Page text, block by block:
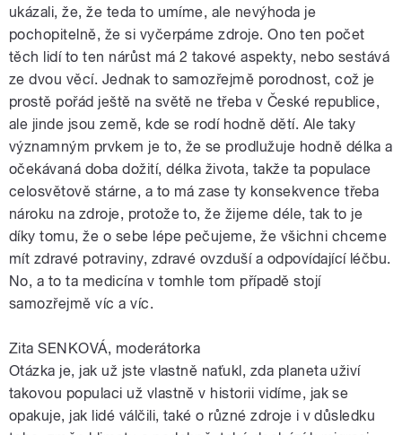
ukázali, že, že teda to umíme, ale nevýhoda je
pochopitelně, že si vyčerpáme zdroje. Ono ten počet
těch lidí to ten nárůst má 2 takové aspekty, nebo sestává
ze dvou věcí. Jednak to samozřejmě porodnost, což je
prostě pořád ještě na světě ne třeba v České republice,
ale jinde jsou země, kde se rodí hodně dětí. Ale taky
významným prvkem je to, že se prodlužuje hodně délka a
očekávaná doba dožití, délka života, takže ta populace
celosvětově stárne, a to má zase ty konsekvence třeba
nároku na zdroje, protože to, že žijeme déle, tak to je
díky tomu, že o sebe lépe pečujeme, že všichni chceme
mít zdravé potraviny, zdravé ovzduší a odpovídající léčbu.
No, a to ta medicína v tomhle tom případě stojí
samozřejmě víc a víc.
Zita SENKOVÁ, moderátorka
Otázka je, jak už jste vlastně naťukl, zda planeta uživí
takovou populaci už vlastně v historii vidíme, jak se
opakuje, jak lidé válčili, také o různé zdroje i v důsledku